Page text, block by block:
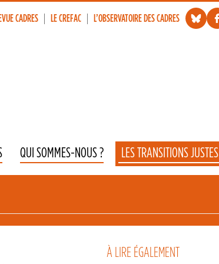
CADRES LE CREFAC L’OBSERVATOIRE DES CADRES
QUI SOMMES-NOUS ? LES TRANSITIONS JUSTES
À LIRE ÉGALEMENT